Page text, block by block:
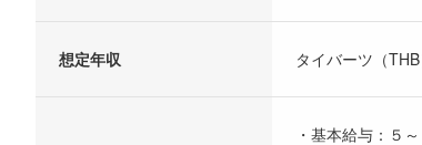
想定年収 タイバーツ（
・基本給与：５